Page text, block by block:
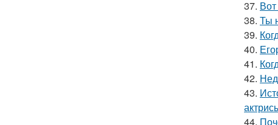
37.
38. Ты
39.
40.
41.
42.
43.
44.